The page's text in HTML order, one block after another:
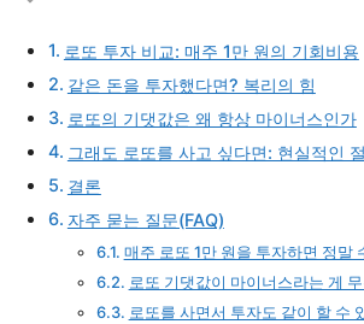
로또 투자 비교: 매주 1만 원의 기회비용
같은 돈을 투자했다면? 복리의 힘
로또의 기댓값은 왜 항상 마이너스인가
그래도 로또를 사고 싶다면: 현실적인
결론
자주 묻는 질문(FAQ)
매주 로또 1만 원을 투자하면 정말
로또 기댓값이 마이너스라는 게
로또를 사면서 투자도 같이 할 수